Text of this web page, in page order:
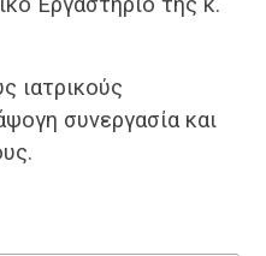
ιατρικούς
συνεργασία και